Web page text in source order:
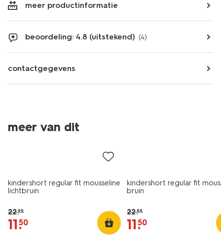
meer productinformatie
beoordeling: 4.8 (uitstekend) (4)
contactgegevens
meer van dit
sale
kindershort regular fit mousseline
lichtbruin
22.99
11.
50
kindershort regular fit
bruin
22.99
11.
50